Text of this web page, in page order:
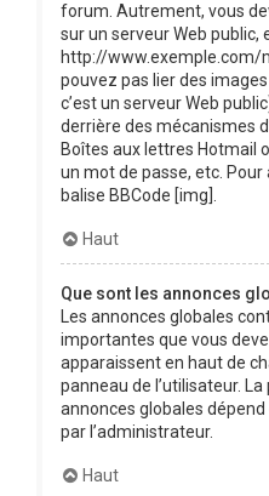
forum. Autrement, vous
sur un serveur Web public,
http://www.exemple.com/
pouvez pas lier des
c’est un serveur Web
derrière des mécanismes
Boîtes aux lettres Hotmail
un mot de passe, etc. Pour
balise BBCode [img].
Haut
Que sont les annonces
Les annonces globales
importantes que vous
apparaissent en haut de
panneau de l’utilisateur.
annonces globales
par l’administrateur.
Haut